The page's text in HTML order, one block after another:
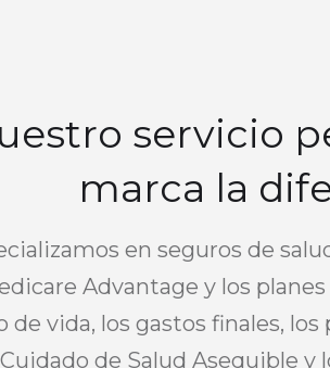
servicio
marca la
en seguros de
Advantage y los
de vida, los gastos finales,
de Salud Asequible y